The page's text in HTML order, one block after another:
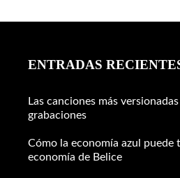
ENTRADAS
Las canciones más
grabaciones
Cómo la economía azul puede
economía de Belice